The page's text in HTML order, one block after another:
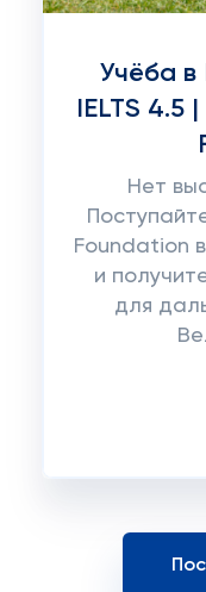
Учёба в
IELTS
Нет
Foundation
и
для